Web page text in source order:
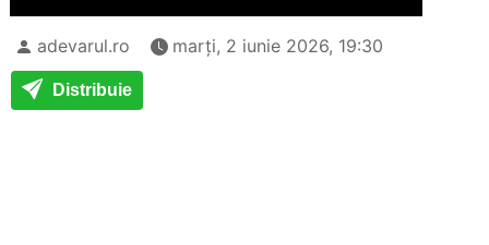
adevarul.ro marți, 2 iunie 2026, 19:30
Distribuie